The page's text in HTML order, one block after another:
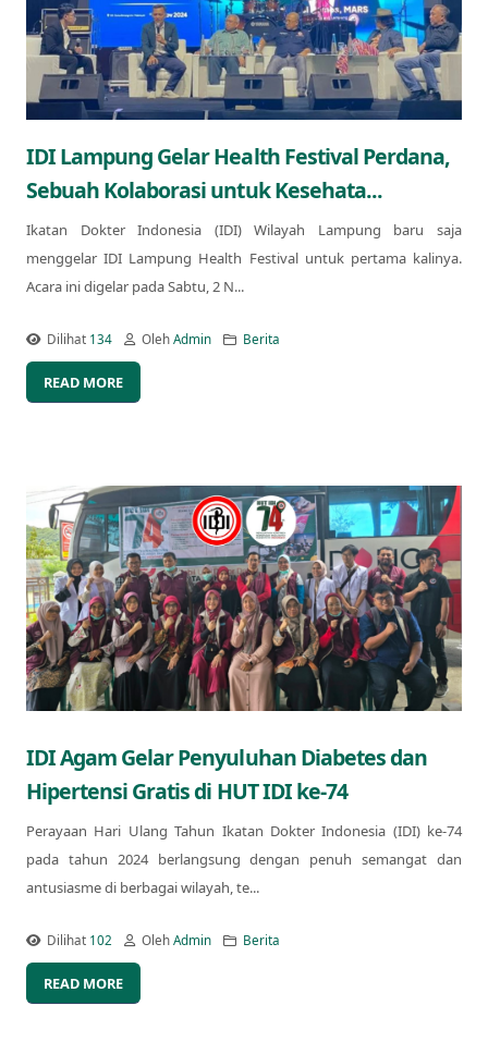
IDI Lampung Gelar Health Festival Perdana,
Sebuah Kolaborasi untuk Kesehata...
Ikatan Dokter Indonesia (IDI) Wilayah Lampung baru saja
menggelar IDI Lampung Health Festival untuk pertama kalinya.
Acara ini digelar pada Sabtu, 2 N...
Dilihat 134 OlehAdmin Berita
READ MORE
IDI Agam Gelar Penyuluhan Diabetes dan
Hipertensi Gratis di HUT IDI ke-74
Perayaan Hari Ulang Tahun Ikatan Dokter Indonesia (IDI) ke-74
pada tahun 2024 berlangsung dengan penuh semangat dan
antusiasme di berbagai wilayah, te...
Dilihat 102 OlehAdmin Berita
READ MORE